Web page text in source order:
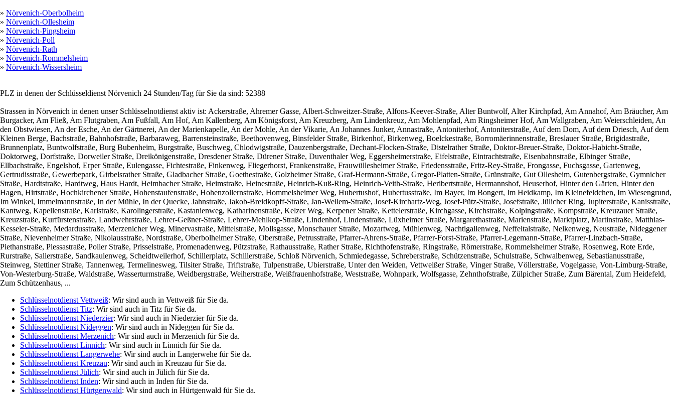
» Nörvenich-Oberbolheim
» Nörvenich-Ollesheim
» Nörvenich-Pingsheim
» Nörvenich-Poll
» Nörvenich-Rath
» Nörvenich-Rommelsheim
» Nörvenich-Wissersheim
PLZ in denen der Schlüsseldienst Nörvenich 24 Stunden/Tag für Sie da sind: 52388
Strassen in Nörvenich in denen unser Schlüsselnotdienst aktiv ist: Ackerstraße, Ahremer Gasse, Albert-Schweitzer-Straße, Alfons-Keever-Straße, Alter Buntwolf, Alter Kirchpfad, Am Annahof, Am Bräucher, Am
Burgacker, Am Fließ, Am Flutgraben, Am Fußfall, Am Hof, Am Kallenberg, Am Königsforst, Am Kreuzberg, Am Lindenkreuz, Am Mohlenpfad, Am Ringsheimer Hof, Am Wallgraben, Am Weierschleiden, An
den Obstwiesen, An der Esche, An der Gärtnerei, An der Marienkapelle, An der Mohle, An der Vikarie, An Johannes Junker, Annastraße, Antoniterhof, Antoniterstraße, Auf dem Dom, Auf dem Driesch, Auf dem
Kleinen Berge, Bachstraße, Bahnhofstraße, Barbaraweg, Barrensteinstraße, Beethovenweg, Binsfelder Straße, Birkenhof, Birkenweg, Boelckestraße, Borromäerinnenstraße, Breslauer Straße, Brigidastraße,
Brunnenplatz, Buntwolfstraße, Burg Bubenheim, Burgstraße, Buschweg, Chlodwigstraße, Dauzenbergstraße, Dechant-Flocken-Straße, Distelrather Straße, Doktor-Breuer-Straße, Doktor-Habicht-Straße,
Doktorweg, Dorfstraße, Dorweiler Straße, Dreikönigenstraße, Dresdener Straße, Dürener Straße, Duventhaler Weg, Eggersheimerstraße, Eifelstraße, Eintrachtstraße, Eisenbahnstraße, Elbinger Straße,
Ellbachstraße, Engelshof, Erper Straße, Eulengasse, Fichtestraße, Finkenweg, Fliegerhorst, Frankenstraße, Frauwüllesheimer Straße, Friedensstraße, Fritz-Rey-Straße, Frongasse, Fuchsgasse, Gartenweg,
Gertrudisstraße, Gewerbepark, Girbelsrather Straße, Gladbacher Straße, Goethestraße, Golzheimer Straße, Graf-Hermann-Straße, Gregor-Platten-Straße, Grünstraße, Gut Ollesheim, Gutenbergstraße, Gymnicher
Straße, Hardtstraße, Hardtweg, Haus Hardt, Heimbacher Straße, Heimstraße, Heinestraße, Heinrich-Kuß-Ring, Heinrich-Veith-Straße, Heribertstraße, Hermannshof, Heuserhof, Hinter den Gärten, Hinter den
Hagen, Hirtstraße, Hochkirchener Straße, Hohenstaufenstraße, Hohenzollernstraße, Hommelsheimer Weg, Hubertushof, Hubertusstraße, Im Bayer, Im Bongert, Im Heidkamp, Im Kleinefeldchen, Im Wiesengrund,
Im Winkel, Immelmannstraße, In der Mühle, In der Quecke, Jahnstraße, Jakob-Breidkopff-Straße, Jan-Wellem-Straße, Josef-Kirchartz-Weg, Josef-Pütz-Straße, Josefstraße, Jülicher Ring, Jupiterstraße, Kanisstraße,
Kantweg, Kapellenstraße, Karlstraße, Karolingerstraße, Kastanienweg, Katharinenstraße, Kelzer Weg, Kerpener Straße, Kettelerstraße, Kirchgasse, Kirchstraße, Kolpingstraße, Kompstraße, Kreuzauer Straße,
Kreuzstraße, Kurfürstenstraße, Landwehrstraße, Lehrer-Geßner-Straße, Lehrer-Mehlkop-Straße, Lindenhof, Lindenstraße, Lüxheimer Straße, Margarethastraße, Marienstraße, Marktplatz, Martinstraße, Matthias-
Kesseler-Straße, Medardusstraße, Merzenicher Weg, Minervastraße, Mittelstraße, Mollsgasse, Monschauer Straße, Mozartweg, Mühlenweg, Nachtigallenweg, Neffeltalstraße, Nelkenweg, Neustraße, Nideggener
Straße, Nievenheimer Straße, Nikolausstraße, Nordstraße, Oberbolheimer Straße, Oberstraße, Petrusstraße, Pfarrer-Ahrens-Straße, Pfarrer-Forst-Straße, Pfarrer-Legemann-Straße, Pfarrer-Linzbach-Straße,
Piethanstraße, Plessastraße, Poller Straße, Prisselstraße, Promenadenweg, Pützstraße, Rathausstraße, Rather Straße, Richthofenstraße, Ringstraße, Römerstraße, Rommelsheimer Straße, Rosenweg, Rote Erde,
Rurstraße, Salierstraße, Sandkaulenweg, Scheidtweilerhof, Schillerplatz, Schillerstraße, Schloß Nörvenich, Schmiedegasse, Schreberstraße, Schützenstraße, Schulstraße, Schwalbenweg, Sebastianusstraße,
Steinweg, Stettiner Straße, Tannenweg, Termelinesweg, Tilsiter Straße, Triftstraße, Tulpenstraße, Ubierstraße, Unter den Weiden, Vettweißer Straße, Vinger Straße, Völlerstraße, Vogelgasse, Von-Limburg-Straße,
Von-Westerburg-Straße, Waldstraße, Wasserturmstraße, Weidbergstraße, Weiherstraße, Weißfrauenhofstraße, Weststraße, Wohnpark, Wolfsgasse, Zehnthofstraße, Zülpicher Straße, Zum Bärental, Zum Heidefeld,
Zum Schützenhaus, ...
Schlüsselnotdienst Vettweiß: Wir sind auch in Vettweiß für Sie da.
Schlüsselnotdienst Titz: Wir sind auch in Titz für Sie da.
Schlüsselnotdienst Niederzier: Wir sind auch in Niederzier für Sie da.
Schlüsselnotdienst Nideggen: Wir sind auch in Nideggen für Sie da.
Schlüsselnotdienst Merzenich: Wir sind auch in Merzenich für Sie da.
Schlüsselnotdienst Linnich: Wir sind auch in Linnich für Sie da.
Schlüsselnotdienst Langerwehe: Wir sind auch in Langerwehe für Sie da.
Schlüsselnotdienst Kreuzau: Wir sind auch in Kreuzau für Sie da.
Schlüsselnotdienst Jülich: Wir sind auch in Jülich für Sie da.
Schlüsselnotdienst Inden: Wir sind auch in Inden für Sie da.
Schlüsselnotdienst Hürtgenwald: Wir sind auch in Hürtgenwald für Sie da.